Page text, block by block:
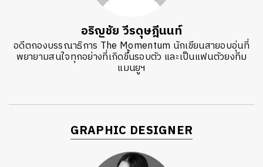
อริญชัย วีรดุษฎีนนท์
อดีตกองบรรณาธิการ The Momentum นักเขียนสายอบอุ่นที่
พยายามสนใจทุกอย่างที่เกิดขึ้นรอบตัว และเป็นแฟนตัวยงทีม
แมนยูฯ
GRAPHIC DESIGNER